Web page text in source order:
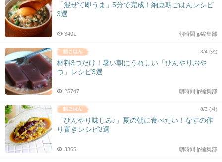
「混ぜて即うま」5分で完成！納豆朝ごはんレシピ
3選
朝時間.jp編集部
3401
8/4 (火)
材料3つだけ！暑い朝にうれしい「ひんやりおや
つ」レシピ3選
朝時間.jp編集部
25747
8/3 (月)
「ひんやり味しみ♪」夏の朝に食べたい！なすの作
り置きレシピ3選
朝時間.jp編集部
3365